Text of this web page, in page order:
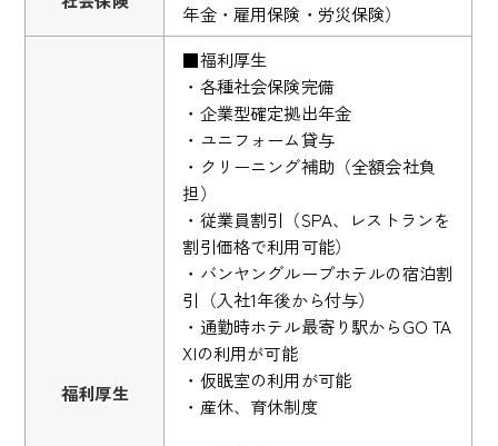
年金・雇用保険・労災保険）
福利厚生
■福利厚生
・各種社会保険完備
・企業型確定拠出年金
・ユニフォーム貸与
・クリーニング補助（全額会社負
担）
・従業員割引（SPA、レストランを
割引価格で利用可能）
・バンヤングループホテルの宿泊割
引（入社1年後から付与）
・通勤時ホテル最寄り駅からGO TA
XIの利用が可能
・仮眠室の利用が可能
・産休、育休制度